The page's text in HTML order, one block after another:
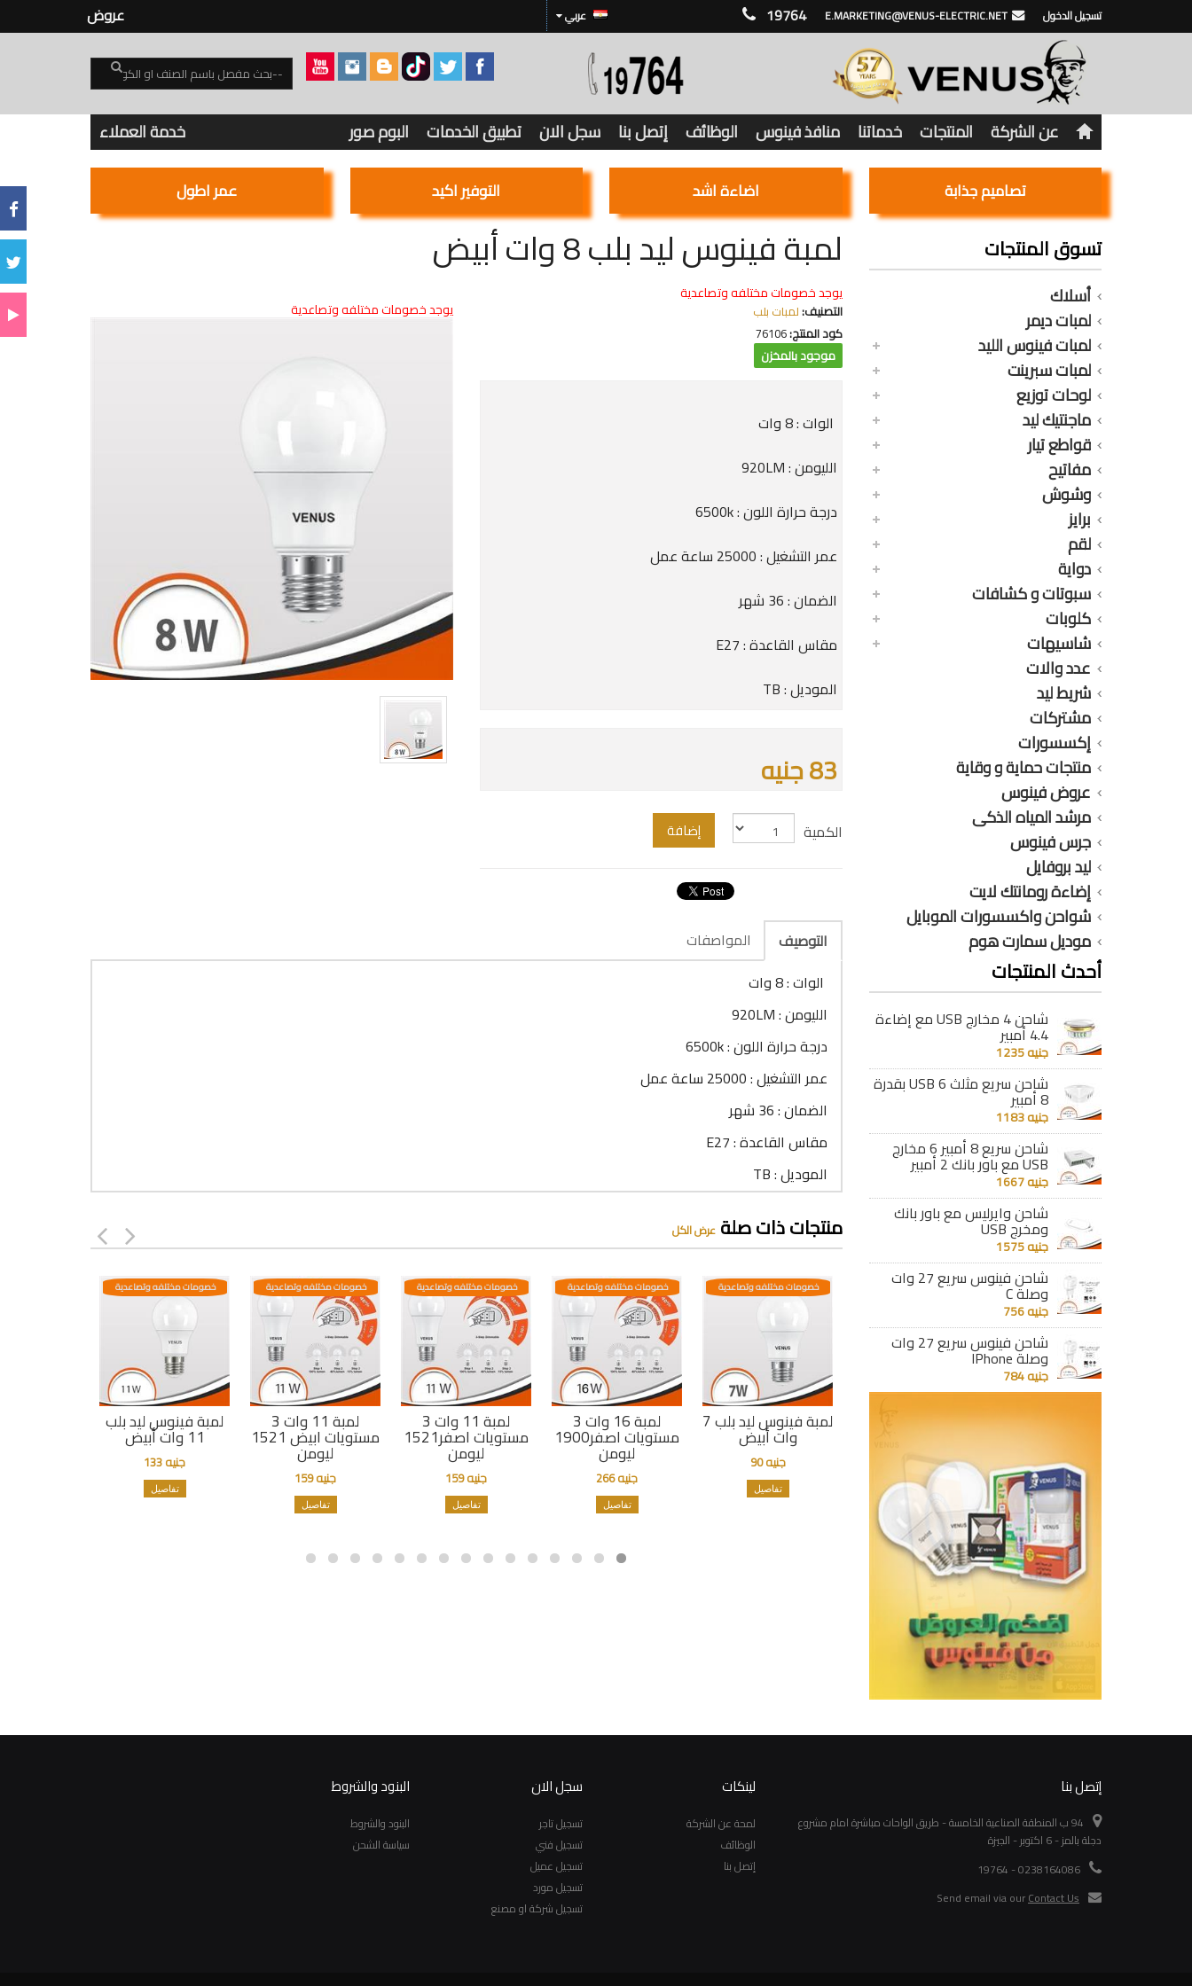
19764 E.MARKETING@VENUS-ELECTRIC.NET تسجيل الدخول عربي عروض
عن الشركة المنتجات خدماتنا منافذ فينوس الوظائف إتصل بنا سجل الان تطبيق الخدمات البوم صور خدمة العملاء
تصاميم جذابة اضاءة اشد التوفير اكيد عمر اطول
تسوق المنتجات
أسلاك
لمبات ديمر
لمبات فينوس الليد
لمبات سبرينت
لوحات توزيع
ماجنتيك ليد
قواطع تيار
مفاتيح
وشوش
برايز
لقم
دواية
سبوتات و كشافات
كلوبات
شاسيهات
عدد والات
شريط ليد
مشتركات
إكسسورات
منتجات حماية و وقاية
عروض فينوس
مرشد المياه الذكى
جرس فينوس
ليد بروفايل
إضاءة رومانتك لايت
شواحن واكسسورات الموبايل
موديل سمارت هوم
أحدث المنتجات
شاحن 4 مخارج USB مع إضاءة
4.4 أمبير
جنيه 1235
شاحن سريع مثلث 6 USB بقدرة
8 أمبير
جنيه 1183
شاحن سريع 8 أمبير 6 مخارج
USB مع باور بانك 2 أمبير
جنيه 1667
شاحن وايرليس مع باور بانك
ومخرج USB
جنيه 1575
شاحن فينوس سريع 27 وات
وصلة C
جنيه 756
شاحن فينوس سريع 27 وات
وصلة IPhone
جنيه 784
لمبة فينوس ليد بلب 8 وات أبيض
يوجد خصومات مختلفه وتصاعدية
التصنيف:لمبات بلب
كود المنتج:76106
موجود بالمخزن
الوات : 8 وات
الليومن : 920LM
درجة حرارة اللون : 6500k
عمر التشغيل : 25000 ساعة عمل
الضمان : 36 شهر
مقاس القاعدة : E27
الموديل : TB
83 جنيه
الكمية إضافة
يوجد خصومات مختلفه وتصاعدية
التوصيف
المواصفات
الوات : 8 وات
الليومن : 920LM
درجة حرارة اللون : 6500k
عمر التشغيل : 25000 ساعة عمل
الضمان : 36 شهر
مقاس القاعدة : E27
الموديل : TB
منتجات ذات صلةعرض الكل
لمبة فينوس ليد بلب
11 وات أبيض
خصومات مختلفه وتصاعدية
جنيه 133
تفاصيل
لمبة 11 وات 3
مستويات ابيض 1521
ليومن
خصومات مختلفه وتصاعدية
جنيه 159
تفاصيل
لمبة 11 وات 3
مستويات اصفر1521
ليومن
خصومات مختلفه وتصاعدية
جنيه 159
تفاصيل
لمبة 16 وات 3
مستويات اصفر1900
ليومن
خصومات مختلفه وتصاعدية
جنيه 266
تفاصيل
لمبة فينوس ليد بلب 7
وات أبيض
خصومات مختلفه وتصاعدية
جنيه 90
تفاصيل
لمبة ليد 3 مستويات
19 وات 3 لون
خصومات مختلفه وتصاعدية
جنيه 276
تفاصيل
لمبة فينوس ليد بلب 9
وات أبيض
خصومات مختلفه وتصاعدية
جنيه 105
تفاصيل
إتصل بنا
94 ب المنطقة الصناعية الخامسة - طريق الواحات مباشرة امام مشروع
دجلة بالمز - 6 اكتوبر - الجيزة
0238164086 - 19764
Send email via ourContact Us
لينكات
لمحة عن الشركة
الوظائف
إتصل بنا
سجل الان
تسجيل تاجر
تسجيل فني
تسجيل عميل
تسجيل مورد
تسجيل شركة او مصنع
البنود والشروط
البنود والشروط
سياسة الشحن